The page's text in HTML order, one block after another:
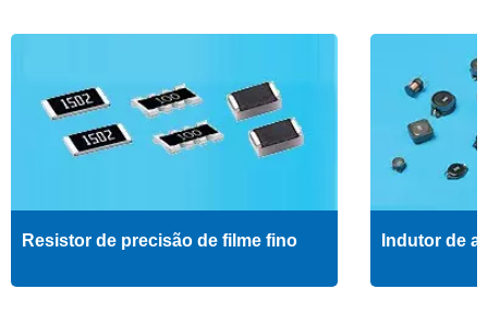
Resistor de precisão de filme fino Indutor de